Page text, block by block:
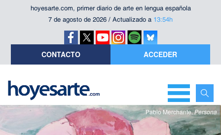
hoyesarte.com, primer diario de arte en lengua española
7 de agosto de 2026 / Actualizado a 13:54h
CONTACTO ACCEDER
Pablo Merchante.Persona.